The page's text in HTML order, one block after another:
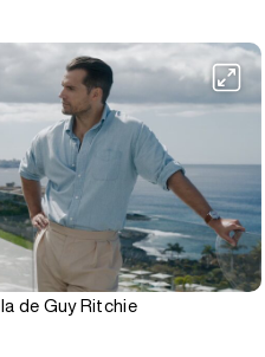
de Guy Ritchie